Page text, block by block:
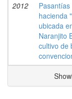
2012
hacienda
ubicada
Naranjito
cultivo de